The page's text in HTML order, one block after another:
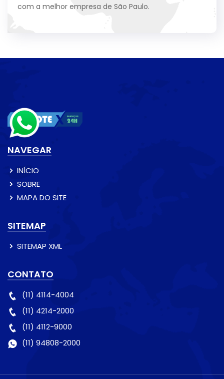
com a melhor empresa de São Paulo.
NAVEGAR
INÍCIO
SOBRE
MAPA DO SITE
SITEMAP
SITEMAP XML
CONTATO
(11) 4114-4004
(11) 4214-2000
(11) 4112-9000
(11) 94808-2000